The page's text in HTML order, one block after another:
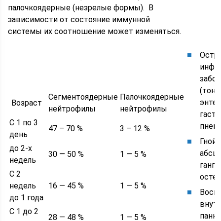
палочкоядерные (незрелые формы). В
зависимости от состояние иммунной
системы их соотношение может изменяться.
Возраст
Сегментоядерные
нейтрофилы
Палочкоядерные
нейтрофилы
С 1 по 3
день
47 – 70 % 3 – 12 %
до 2-х
недель
30 — 50 % 1 — 5 %
С 2
недель
до 1 года
16 — 45 % 1 — 5 %
С 1 до 2
28 — 48 % 1 — 5 %